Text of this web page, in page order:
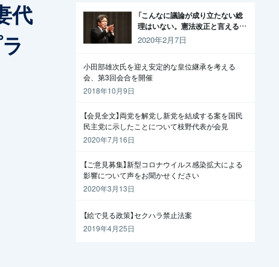
代
「こんなに議論が成り立たない総
理はいない。憲法改正と言える資
格がどこにある。市民と野党の力
で引きずり下ろそう」杉尾議員
2020年2月7日
小田部雄次氏を迎え安定的な皇位継承を考える
会、第3回会合を開催
2018年10月9日
【会見全文】両党を解党し新党を結成する案を国民
民主党に示したことについて枝野代表が会見
2020年7月16日
【ご意見募集】新型コロナウイルス感染拡大による
影響について声をお聞かせください
2020年3月13日
【絵で見る政策】セクハラ禁止法案
2019年4月25日